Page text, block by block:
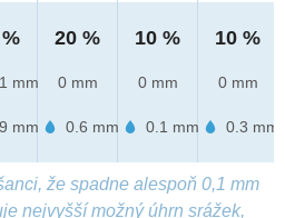
mm
mm
20 %
0 mm
0.6 mm
10 %
0 mm
0.1 mm
10 %
0 mm
0.3 mm
že spadne alespoň 0,1 mm
nejvyšší možný úhrn srážek,